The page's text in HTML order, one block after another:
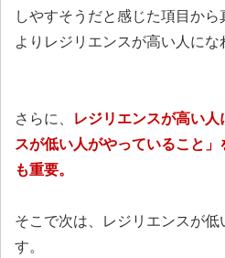
しやすそうだと感じた項目か
よりレジリエンスが高い人にな
さらに、
レジリエンスが高い
スが低い人がやっていること
も重要。
そこで次は、レジリエンスが低
す。